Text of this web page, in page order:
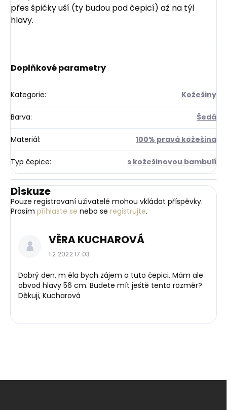
přes špičky uší (ty budou pod čepicí) až na týl
hlavy.
Doplňkové parametry
Kategorie: Kožešiny
Barva: Šedá
Materiál: 100% pravá kožešina
Typ čepice: s kožešinovou bambulí
Diskuze
Pouze registrovaní uživatelé mohou vkládat příspěvky.
Prosím přihlaste se nebo se registrujte.
k
VĚRA KUCHAROVÁ
1.2.2022 17:03
Dobrý den, m ěla bych zájem o tuto čepici. Mám ale
obvod hlavy 56 cm. Budete mít ještě tento rozměr?
Děkuji, Kucharová